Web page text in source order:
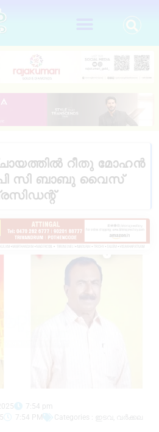
റീതു മോഹൻ
പി സി ബാബു വൈസ്
7:54 pm
7:54 PM Categories : ഇടവ വർക്കല